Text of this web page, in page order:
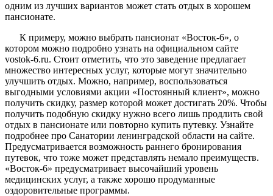
одним из лучших вариантов может стать отдых в хорошем
пансионате.
К примеру, можно выбрать пансионат «Восток-6», о
котором можно подробно узнать на официальном сайте
vostok-6.ru. Стоит отметить, что это заведение предлагает
множество интересных услуг, которые могут значительно
улучшить отдых. Можно, например, воспользоваться
выгодными условиями акции «Постоянный клиент», можно
получить скидку, размер которой может достигать 20%. Чтобы
получить подобную скидку нужно всего лишь продлить свой
отдых в пансионате или повторно купить путевку. Узнайте
подробнее про Санатории ленинградской области на сайте.
Предусматривается возможность раннего бронирования
путевок, что тоже может представлять немало преимуществ.
«Восток-6» предусматривает высочайший уровень
медицинских услуг, а также хорошо продуманные
оздоровительные программы.